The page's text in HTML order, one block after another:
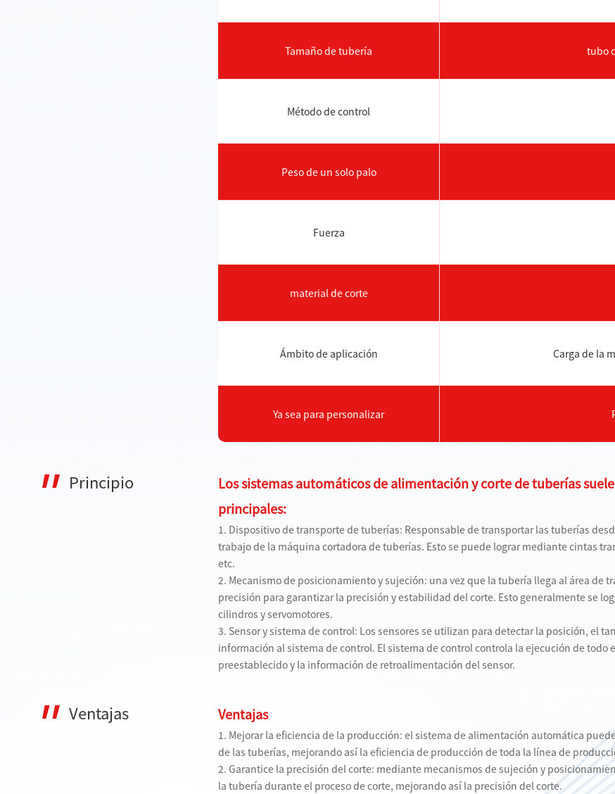
Tamaño de tubería tubo
Método de control
Peso de un solo palo
Fuerza
material de corte
Ámbito de aplicación Carga de la
Ya sea para personalizar
Principio
Los sistemas automáticos de alimentación y corte de tuberías
principales:
1. Dispositivo de transporte de tuberías: Responsable de transportar las tuberías
trabajo de la máquina cortadora de tuberías. Esto se puede lograr mediante cintas
etc.
2. Mecanismo de posicionamiento y sujeción: una vez que la tubería llega al área de
precisión para garantizar la precisión y estabilidad del corte. Esto generalmente se
cilindros y servomotores.
3. Sensor y sistema de control: Los sensores se utilizan para detectar la posición, el
información al sistema de control. El sistema de control controla la ejecución de todo
preestablecido y la información de retroalimentación del sensor.
Ventajas Ventajas
1. Mejorar la eficiencia de la producción: el sistema de alimentación automática
de las tuberías, mejorando así la eficiencia de producción de toda la línea de
2. Garantice la precisión del corte: mediante mecanismos de sujeción y
la tubería durante el proceso de corte, mejorando así la precisión del corte.